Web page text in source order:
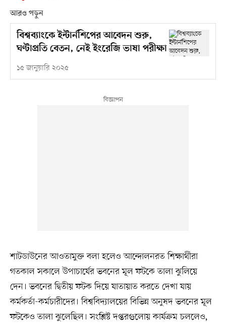
আরও পড়ুন
বিশ্বব্যাংকে ইন্টার্নশিপের আবেদন শুরু,
ঘণ্টাপ্রতি বেতন, নেই ইংরেজি ভাষা পরীক্ষা
১৫ জানুয়ারি ২০২৫
শাটডাউনের আওতামুক্ত বলা হলেও আন্দোলনরত শিক্ষার্থীরা
গতকাল সকালে উপাচার্যের ভবনের মূল ফটকে তালা ঝুলিয়ে
দেন। ভবনের দ্বিতীয় ফটক দিয়ে যাতায়াত করতে দেখা যায়
কর্মকর্তা-কর্মচারীদের। বিশ্ববিদ্যালয়ের বিভিন্ন অনুষদ ভবনের মূল
ফটকেও তালা ঝুলেছিল। সংশ্লিষ্ট দপ্তরগুলোয় কার্যক্রম চললেও,